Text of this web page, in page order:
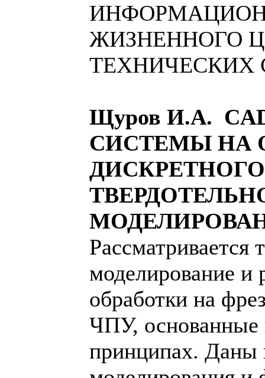
ЖИЗНЕННОГО
ТЕХНИЧЕСКИХ
Щуров И.А.
СИСТЕМЫ НА
ДИСКРЕТНОГО
Рассматривается
моделирование и
обработки на
ЧПУ, основанные
принципах. Даны